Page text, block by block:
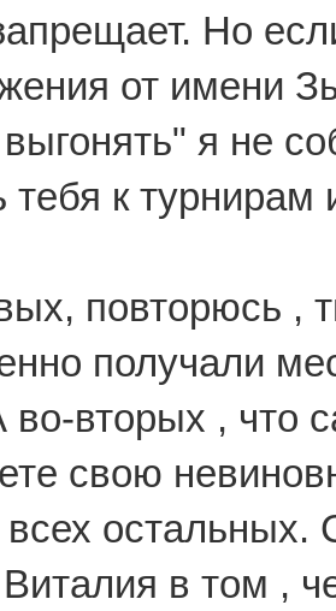
Но
от имени
я не
тебя к
повторюсь ,
получали
во-вторых ,
свою
остальных.
в том ,